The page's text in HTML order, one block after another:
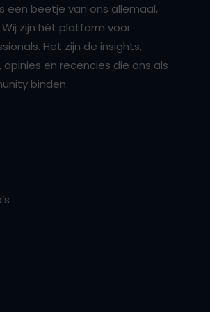
een beetje van ons allemaal,
zijn hét platform voor
Het zijn de insights,
en recencies die ons als
binden.